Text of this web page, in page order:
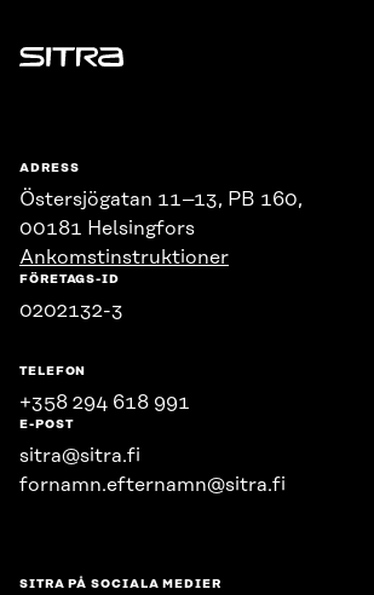
Sitra
ADRESS
Östersjögatan 11–13, PB 160,
00181 Helsingfors
Ankomstinstruktioner
FÖRETAGS-ID
0202132-3
TELEFON
+358 294 618 991
E-POST
sitra@sitra.fi
fornamn.efternamn@sitra.fi
SITRA PÅ SOCIALA MEDIER